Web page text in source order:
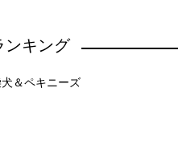
ンキング
＆ペキニーズ